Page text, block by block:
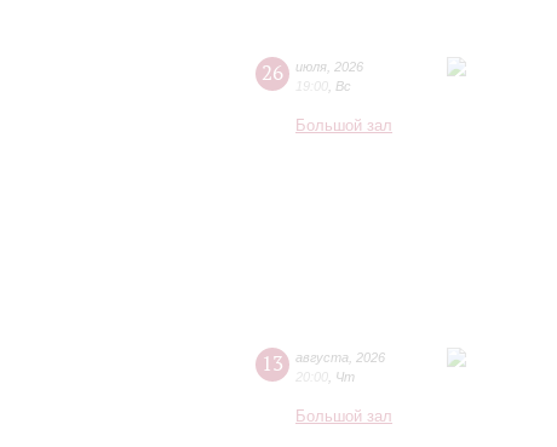
26 июля 2026
19:00 Вс
Большой зал
13 августа
2026
20:00 Чт
Большой зал